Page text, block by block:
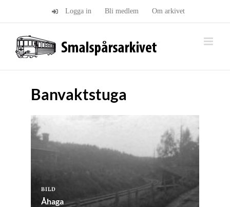
Logga in Bli medlem Om arkivet
Banvaktstuga
BILD
Åhaga